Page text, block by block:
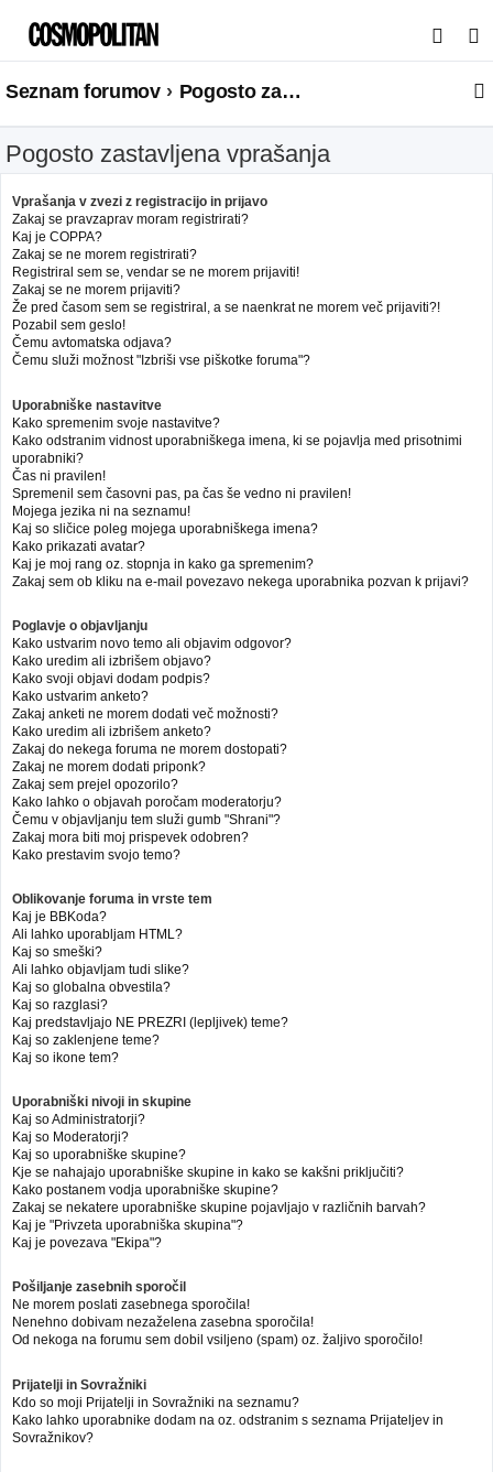
s
a
Seznam forumov Pogosto zastavljena vprašanja
Pogosto zastavljena vprašanja
Vprašanja v zvezi z registracijo in prijavo
Zakaj se pravzaprav moram registrirati?
Kaj je COPPA?
Zakaj se ne morem registrirati?
Registriral sem se, vendar se ne morem prijaviti!
Zakaj se ne morem prijaviti?
Že pred časom sem se registriral, a se naenkrat ne morem več prijaviti?!
Pozabil sem geslo!
Čemu avtomatska odjava?
Čemu služi možnost "Izbriši vse piškotke foruma"?
Uporabniške nastavitve
Kako spremenim svoje nastavitve?
Kako odstranim vidnost uporabniškega imena, ki se pojavlja med prisotnimi
uporabniki?
Čas ni pravilen!
Spremenil sem časovni pas, pa čas še vedno ni pravilen!
Mojega jezika ni na seznamu!
Kaj so sličice poleg mojega uporabniškega imena?
Kako prikazati avatar?
Kaj je moj rang oz. stopnja in kako ga spremenim?
Zakaj sem ob kliku na e-mail povezavo nekega uporabnika pozvan k prijavi?
Poglavje o objavljanju
Kako ustvarim novo temo ali objavim odgovor?
Kako uredim ali izbrišem objavo?
Kako svoji objavi dodam podpis?
Kako ustvarim anketo?
Zakaj anketi ne morem dodati več možnosti?
Kako uredim ali izbrišem anketo?
Zakaj do nekega foruma ne morem dostopati?
Zakaj ne morem dodati priponk?
Zakaj sem prejel opozorilo?
Kako lahko o objavah poročam moderatorju?
Čemu v objavljanju tem služi gumb "Shrani"?
Zakaj mora biti moj prispevek odobren?
Kako prestavim svojo temo?
Oblikovanje foruma in vrste tem
Kaj je BBKoda?
Ali lahko uporabljam HTML?
Kaj so smeški?
Ali lahko objavljam tudi slike?
Kaj so globalna obvestila?
Kaj so razglasi?
Kaj predstavljajo NE PREZRI (lepljivek) teme?
Kaj so zaklenjene teme?
Kaj so ikone tem?
Uporabniški nivoji in skupine
Kaj so Administratorji?
Kaj so Moderatorji?
Kaj so uporabniške skupine?
Kje se nahajajo uporabniške skupine in kako se kakšni priključiti?
Kako postanem vodja uporabniške skupine?
Zakaj se nekatere uporabniške skupine pojavljajo v različnih barvah?
Kaj je "Privzeta uporabniška skupina"?
Kaj je povezava "Ekipa"?
Pošiljanje zasebnih sporočil
Ne morem poslati zasebnega sporočila!
Nenehno dobivam nezaželena zasebna sporočila!
Od nekoga na forumu sem dobil vsiljeno (spam) oz. žaljivo sporočilo!
Prijatelji in Sovražniki
Kdo so moji Prijatelji in Sovražniki na seznamu?
Kako lahko uporabnike dodam na oz. odstranim s seznama Prijateljev in
Sovražnikov?